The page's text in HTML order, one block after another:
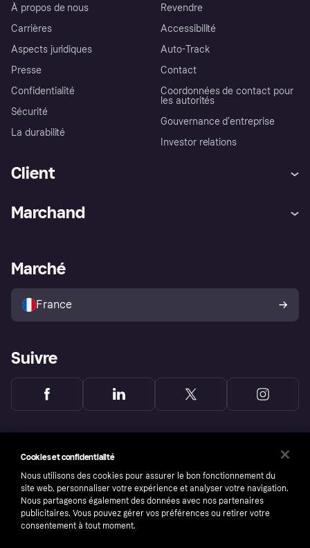
À propos de nous
Carrières
Aspects juridiques
Presse
Confidentialité
Sécurité
La durabilité
Revendre
Accessibilité
Auto-Track
Contact
Coordonnées de contact pour
les autorités
Gouvernance d’entreprise
Investor relations
Client
Explorez les magasins
Politique de protection de
l’acheteur Klarna
Marchand
Portail Marchand
Marché
France
Suivre
Cookies et confidentialité
Nous utilisons des cookies pour assurer le bon fonctionnement du
site web, personnaliser votre expérience et analyser votre navigation.
Nous partageons également des données avec nos partenaires
publicitaires. Vous pouvez gérer vos préférences ou retirer votre
consentement à tout moment.